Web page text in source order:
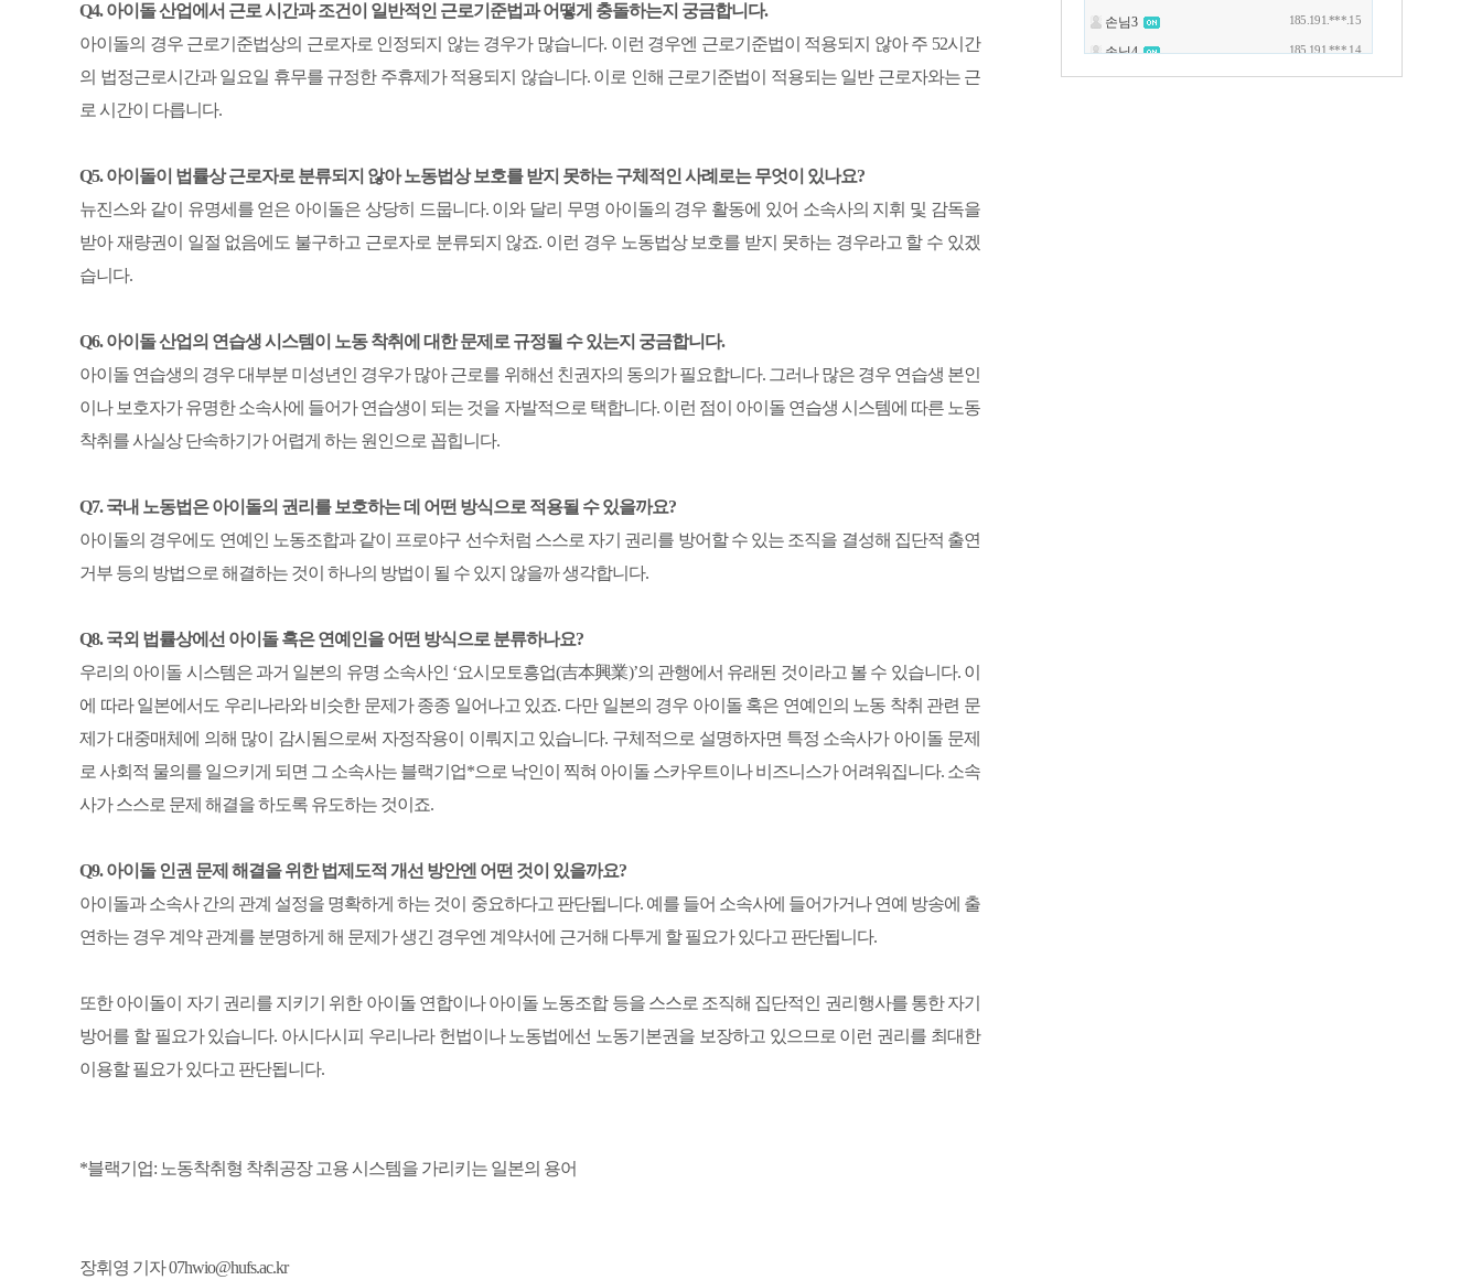
Q4. 아이돌 산업에서 근로 시간과 조건이 일반적인 근로기준법과 어떻게 충돌하는지 궁금합니다.
아이돌의 경우 근로기준법상의 근로자로 인정되지 않는 경우가 많습니다. 이런 경우엔 근로기준법이 적용되지 않아 주 52시간
의 법정근로시간과 일요일 휴무를 규정한 주휴제가 적용되지 않습니다. 이로 인해 근로기준법이 적용되는 일반 근로자와는 근
로 시간이 다릅니다.
Q5. 아이돌이 법률상 근로자로 분류되지 않아 노동법상 보호를 받지 못하는 구체적인 사례로는 무엇이 있나요?
뉴진스와 같이 유명세를 얻은 아이돌은 상당히 드뭅니다. 이와 달리 무명 아이돌의 경우 활동에 있어 소속사의 지휘 및 감독을
받아 재량권이 일절 없음에도 불구하고 근로자로 분류되지 않죠. 이런 경우 노동법상 보호를 받지 못하는 경우라고 할 수 있겠
습니다.
Q6. 아이돌 산업의 연습생 시스템이 노동 착취에 대한 문제로 규정될 수 있는지 궁금합니다.
아이돌 연습생의 경우 대부분 미성년인 경우가 많아 근로를 위해선 친권자의 동의가 필요합니다. 그러나 많은 경우 연습생 본인
이나 보호자가 유명한 소속사에 들어가 연습생이 되는 것을 자발적으로 택합니다. 이런 점이 아이돌 연습생 시스템에 따른 노동
착취를 사실상 단속하기가 어렵게 하는 원인으로 꼽힙니다.
Q7. 국내 노동법은 아이돌의 권리를 보호하는 데 어떤 방식으로 적용될 수 있을까요?
아이돌의 경우에도 연예인 노동조합과 같이 프로야구 선수처럼 스스로 자기 권리를 방어할 수 있는 조직을 결성해 집단적 출연
거부 등의 방법으로 해결하는 것이 하나의 방법이 될 수 있지 않을까 생각합니다.
Q8. 국외 법률상에선 아이돌 혹은 연예인을 어떤 방식으로 분류하나요?
우리의 아이돌 시스템은 과거 일본의 유명 소속사인 ‘요시모토흥업(吉本興業)’의 관행에서 유래된 것이라고 볼 수 있습니다. 이
에 따라 일본에서도 우리나라와 비슷한 문제가 종종 일어나고 있죠. 다만 일본의 경우 아이돌 혹은 연예인의 노동 착취 관련 문
제가 대중매체에 의해 많이 감시됨으로써 자정작용이 이뤄지고 있습니다. 구체적으로 설명하자면 특정 소속사가 아이돌 문제
로 사회적 물의를 일으키게 되면 그 소속사는 블랙기업*으로 낙인이 찍혀 아이돌 스카우트이나 비즈니스가 어려워집니다. 소속
사가 스스로 문제 해결을 하도록 유도하는 것이죠.
Q9. 아이돌 인권 문제 해결을 위한 법제도적 개선 방안엔 어떤 것이 있을까요?
아이돌과 소속사 간의 관계 설정을 명확하게 하는 것이 중요하다고 판단됩니다. 예를 들어 소속사에 들어가거나 연예 방송에 출
연하는 경우 계약 관계를 분명하게 해 문제가 생긴 경우엔 계약서에 근거해 다투게 할 필요가 있다고 판단됩니다.
또한 아이돌이 자기 권리를 지키기 위한 아이돌 연합이나 아이돌 노동조합 등을 스스로 조직해 집단적인 권리행사를 통한 자기
방어를 할 필요가 있습니다. 아시다시피 우리나라 헌법이나 노동법에선 노동기본권을 보장하고 있으므로 이런 권리를 최대한
이용할 필요가 있다고 판단됩니다.
*블랙기업: 노동착취형 착취공장 고용 시스템을 가리키는 일본의 용어
장휘영 기자 07hwio@hufs.ac.kr